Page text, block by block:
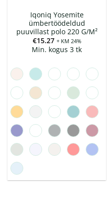
Iqoniq Yosemite
ümbertöödeldud
puuvillast polo 220 G/M²
€15.27 + KM 24%
Min. kogus 3 tk